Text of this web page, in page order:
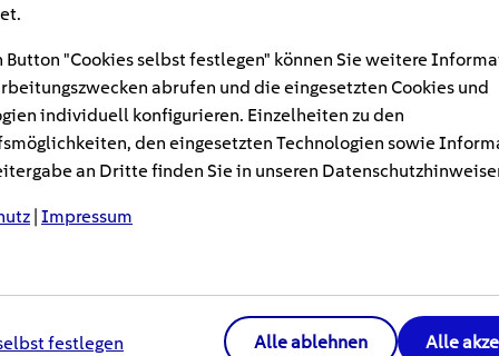
die 800-Volt-Technologie funktioniert,
– und welche E-Autos die Technik bereits
für Tempo an der Ladesäule, sondern auch für
setzen daher auf E-Autos mit 800-Volt-
die Effizienz zu steigern. Einige gehen noch weiter:
die erfolgreich an der 1.000-Volt-Marke kratzen.
Button "Cookies selbst festlegen" können Sie weitere
abrufen und die eingesetzten Cookies und
individuell konfigurieren. Einzelheiten zu den
den eingesetzten Technologien sowie
an Dritte finden Sie in unseren
| Impressum
festlegen Alle ablehnen Alle